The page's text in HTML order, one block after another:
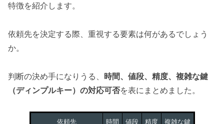
特徴を紹介します。
依頼先を決定する際、重視する要素は何があるでしょう
か。
判断の決め手になりうる、 時間、値段、精度、複雑な鍵
（ディンプルキー）の対応可否を表にまとめました。
依頼先 時間 値段 精度 複雑な鍵